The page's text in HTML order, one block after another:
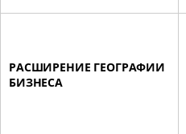
РАСШИРЕНИЕ ГЕОГРАФИИ
БИЗНЕСА